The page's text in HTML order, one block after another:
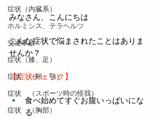
症状（内臓系）
ホルミシス、テラヘルツ
交通事故
症状（膝、足）
症状 （頭 顎）
症状 （スポーツ時の怪我）
症状 （胸部）
みなさん、こんにちは
こんな症状で悩まされたことはありま
せんか？
【症状チェック】
食べ始めてすぐお腹いっぱいにな
る